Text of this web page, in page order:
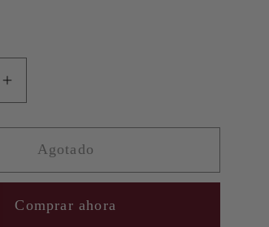
Aumentar
cantidad
para
Reno
negro
rojo
Agotado
Comprar ahora